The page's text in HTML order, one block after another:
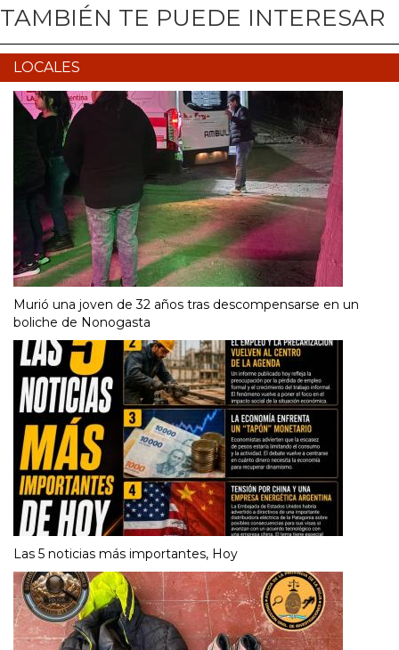
TAMBIÉN TE PUEDE INTERESAR
LOCALES
Murió una joven de 32 años tras descompensarse en un
boliche de Nonogasta
Las 5 noticias más importantes, Hoy